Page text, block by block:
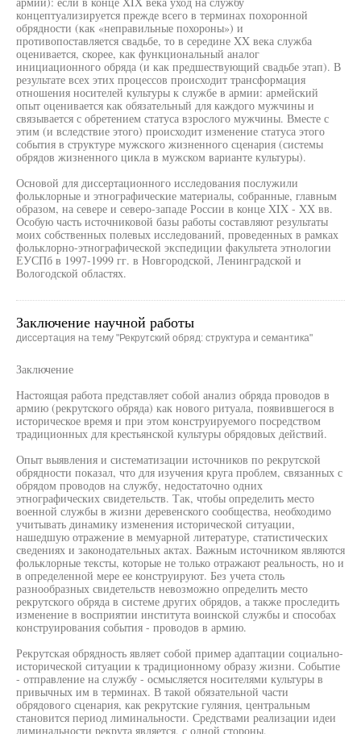
концептуализируется прежде всего в терминах похоронной
обрядности (как «неправильные похороны») и
противопоставляется свадьбе, то в середине XX века служба
оценивается, скорее, как функциональный аналог
инициационного обряда (и как предшествующий свадьбе этап). В
результате всех этих процессов происходит трансформация
отношения носителей культуры к службе в армии: армейский
опыт оценивается как обязательный для каждого мужчины и
связывается с обретением статуса взрослого мужчины. Вместе с
этим (и вследствие этого) происходит изменение статуса этого
события в структуре мужского жизненного сценария (системы
обрядов жизненного цикла в мужском варианте культуры).
Основой для диссертационного исследования послужили
фольклорные и этнографические материалы, собранные, главным
образом, на севере и северо-западе России в конце XIX - XX вв.
Особую часть источниковой базы работы составляют результаты
моих собственных полевых исследований, проведенных в рамках
фольклорно-этнографической экспедиции факультета этнологии
ЕУСПб в 1997-1999 гг. в Новгородской, Ленинградской и
Вологодской областях.
Заключение научной работы
диссертация на тему "Рекрутский обряд: структура и семантика"
Заключение
Настоящая работа представляет собой анализ обряда проводов в
армию (рекрутского обряда) как нового ритуала, появившегося в
историческое время и при этом конструируемого посредством
традиционных для крестьянской культуры обрядовых действий.
Опыт выявления и систематизации источников по рекрутской
обрядности показал, что для изучения круга проблем, связанных с
обрядом проводов на службу, недостаточно одних
этнографических свидетельств. Так, чтобы определить место
военной службы в жизни деревенского сообщества, необходимо
учитывать динамику изменения исторической ситуации,
нашедшую отражение в мемуарной литературе, статистических
сведениях и законодательных актах. Важным источником являются
фольклорные тексты, которые не только отражают реальность, но и
в определенной мере ее конструируют. Без учета столь
разнообразных свидетельств невозможно определить место
рекрутского обряда в системе других обрядов, а также проследить
изменение в восприятии института воинской службы и способах
конструирования события - проводов в армию.
Рекрутская обрядность являет собой пример адаптации социально-
исторической ситуации к традиционному образу жизни. Событие
- отправление на службу - осмысляется носителями культуры в
привычных им в терминах. В такой обязательной части
обрядового сценария, как рекрутские гуляния, центральным
становится период лиминальности. Средствами реализации идеи
лиминальности рекрута является, с одной стороны,